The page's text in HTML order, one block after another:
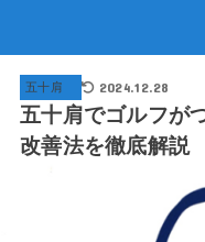
五十肩 2024.12.28
五十肩でゴルフが
改善法を徹底解説